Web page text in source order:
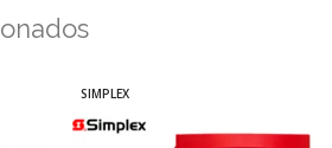
SIMPLEX